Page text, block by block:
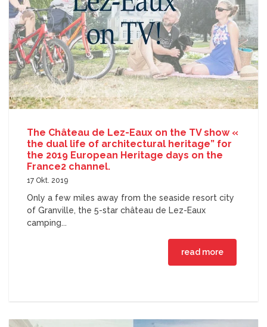
The Château de Lez-Eaux on the TV show «
the dual life of architectural heritage” for
the 2019 European Heritage days on the
France2 channel.
17 Okt. 2019
Only a few miles away from the seaside resort city
of Granville, the 5-star château de Lez-Eaux
camping...
read more